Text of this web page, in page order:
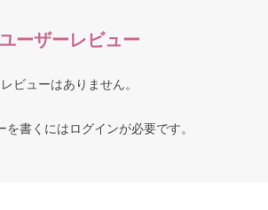
ーザーレビュー
レビューはありません。
を書くにはログインが必要です。